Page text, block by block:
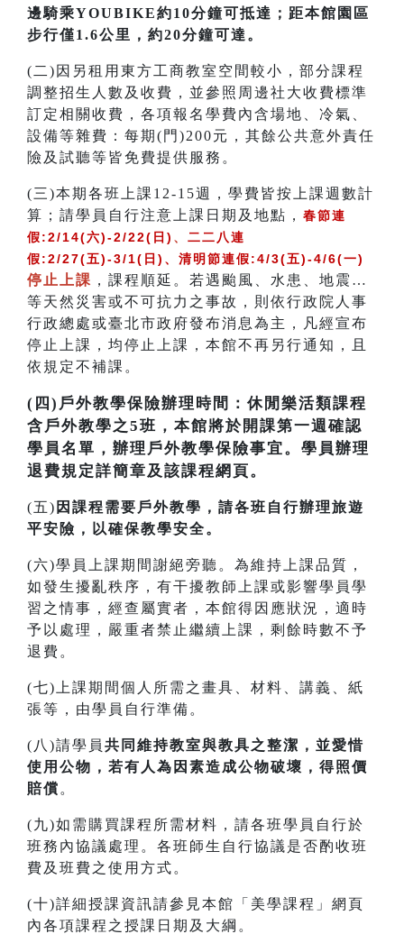
邊騎乘YOUBIKE約10分鐘可抵達；距本館園區
步行僅1.6公里，約20分鐘可達。
(二)因另租用東方工商教室空間較小，部分課程
調整招生人數及收費，並參照周邊社大收費標準
訂定相關收費，各項報名學費內含場地、冷氣、
設備等雜費：每期(門)200元，其餘公共意外責任
險及試聽等皆免費提供服務。
(三)本期各班上課12-15週，學費皆按上課週數計
算；請學員自行注意上課日期及地點， 春節連
假:2/14(六)-2/22(日) 、 二二八連
假:2/27(五)-3/1(日)、清明節連假:4/3(五)-4/6(一)
停止上課 ，課程順延。若遇颱風、水患、地震…
等天然災害或不可抗力之事故，則依行政院人事
行政總處或臺北市政府發布消息為主，凡經宣布
停止上課，均停止上課，本館不再另行通知，且
依規定不補課。
(四)戶外教學保險辦理時間：休閒樂活類課程
含戶外教學之5班，本館將於開課第一週確認
學員名單，辦理戶外教學保險事宜。學員辦理
退費規定詳簡章及該課程網頁。
(五) 因課程需要戶外教學，請各班自行辦理旅遊
平安險，以確保教學安全。
(六)學員上課期間謝絕旁聽。為維持上課品質，
如發生擾亂秩序，有干擾教師上課或影響學員學
習之情事，經查屬實者，本館得因應狀況，適時
予以處理，嚴重者禁止繼續上課，剩餘時數不予
退費。
(七)上課期間個人所需之畫具、材料、講義、紙
張等，由學員自行準備。
(八)請學員 共同維持教室與教具之整潔，並愛惜
使用公物，若有人為因素造成公物破壞，得照價
賠償 。
(九)如需購買課程所需材料，請各班學員自行於
班務內協議處理。各班師生自行協議是否酌收班
費及班費之使用方式。
(十)詳細授課資訊請參見本館「美學課程」網頁
內各項課程之授課日期及大綱。